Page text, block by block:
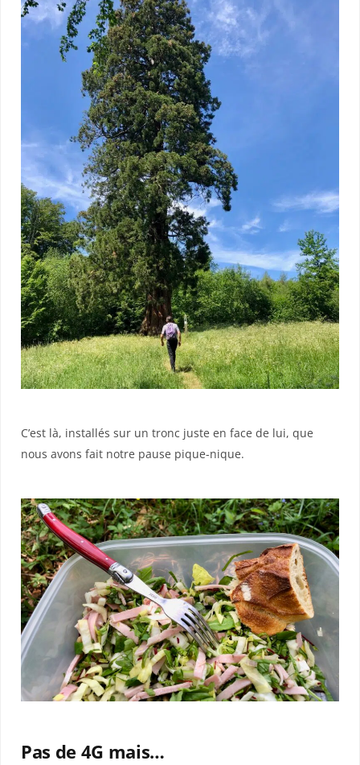
C’est là, installés sur un tronc juste en face de lui, que
nous avons fait notre pause pique-nique.
Pas de 4G mais…